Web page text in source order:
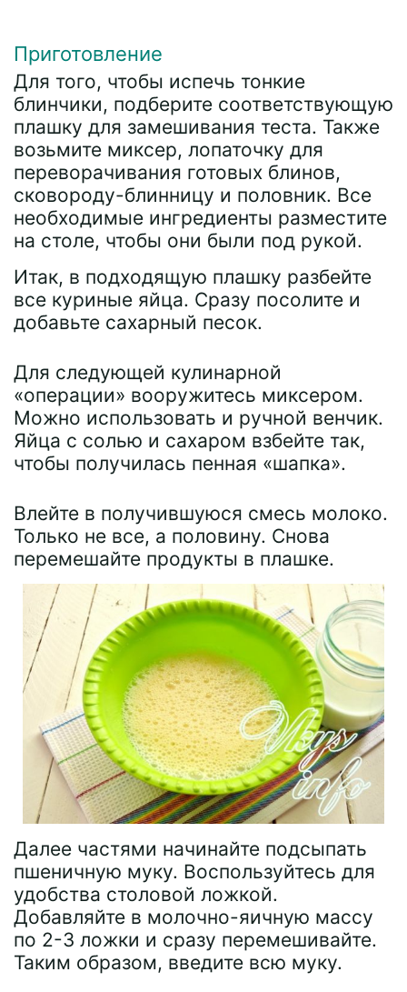
Приготовление
Для того, чтобы испечь тонкие
блинчики, подберите соответствующую
плашку для замешивания теста. Также
возьмите миксер, лопаточку для
переворачивания готовых блинов,
сковороду-блинницу и половник. Все
необходимые ингредиенты разместите
на столе, чтобы они были под рукой.
Итак, в подходящую плашку разбейте
все куриные яйца. Сразу посолите и
добавьте сахарный песок.
Для следующей кулинарной
«операции» вооружитесь миксером.
Можно использовать и ручной венчик.
Яйца с солью и сахаром взбейте так,
чтобы получилась пенная «шапка».
Влейте в получившуюся смесь молоко.
Только не все, а половину. Снова
перемешайте продукты в плашке.
Далее частями начинайте подсыпать
пшеничную муку. Воспользуйтесь для
удобства столовой ложкой.
Добавляйте в молочно-яичную массу
по 2-3 ложки и сразу перемешивайте.
Таким образом, введите всю муку.